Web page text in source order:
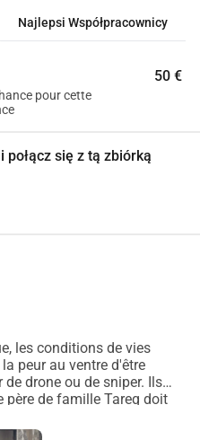
bardzo swą życzliwością i
postawę
Najlepsi Współpracownicy
50 €
pour cette
połącz się z tą zbiórką
les conditions de vies
peur au ventre d'être
drone ou de sniper. Ils
père de famille Tareq doit
à pieds pour aller
constantes. Il n'y a